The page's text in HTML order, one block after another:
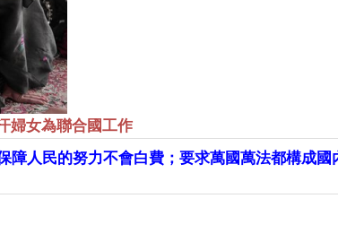
婦女為聯合國工作
障人民的努力不會白費；要求萬國萬法都構成